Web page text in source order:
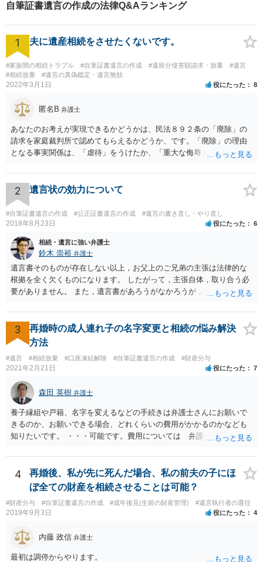
自筆証書遺言の作成の法律Q&Aランキング
1 夫に遺産相続をさせたくないです。
#家族間の相続トラブル #自筆証書遺言の作成 #遺留分侵害額請求・放棄
#遺言
#相続放棄
#遺言の真偽鑑定・遺言無効
2022年3月1日 役にたった 8
匿名B 弁護士
あなたのお考えが実現できるかどうかは、民法８９２条の「廃除」の
請求を家庭裁判所で認めてもらえるかどうか、です。「廃除」の理由
となる事実関係は、「虐待」をうけたか、「重大な侮辱」を受けた
「廃除」は遺言でも可能です（民法８９３条）。 弁護士に具体的な事
情を話して相談して、「廃除」が可能か、実際に法律相談を受けるこ
とをお勧めします。
2 遺言状の効力について
#自筆証書遺言の作成 #公正証書遺言の作成 #遺言の書き直し・やり直し
2018年8月23日 役にたった 6
相続・遺言に強い弁護士
鈴木 崇裕 弁護士
遺言書そのものが存在しない以上，お父上のご兄弟の主張は法律的な
根拠を全く欠くものになります。 したがって，主張自体，取り合う必
要がありません。 また，遺言書があろうがなかろうが，お父上のご兄
ご回答にもありますが， 代理人弁護士をたてて，その弁護士から相手
方に対して， ・相続に関する主張は法的根拠がなく，一切応じないこ
と ・今後一切の連絡をしてこないでほしいこと ・連絡を継続してくる
書面を発送してもらうことがよろしいように思います。
3
再婚時の成人連れ子の名字変更と相続の悩み解決
方法
#遺言 #相続放棄 #口座凍結解除 #自筆証書遺言の作成 #財産分与
2021年2月21日 役にたった 7
森田 英樹 弁護士
養子縁組や戸籍、名字を変えるなどの手続きは弁護士さんにお願いで
きるのか、お願いできる場合、どれくらいの費用がかかるのかなども
知りたいです。 ・・・可能です。費用については 弁護士と直接面談
ています。 やはり、成人した子のことまでごちゃごちゃ考えず、自分
の事だけ考えるべきなのでしょうか ・・・お子さんの事をまで含め良
い解決案があればお悩みになるのは当然と言えば当然のことです。 彼
と親子関係を結びたいと思っているが、名字は変えたくない・・・養
子縁組の必要があり 氏も変更することになります。 しかし 彼は成人
しているとは言え、自分の子と私の連れ子、全て平等にしたいと希
望。もちろん私もそうできればと思います。 ・・・婚姻前の契約 あ
るいは 遺言書などで その意思を実現する方法はあります。 弁護
士に相談してみてください。
4
再婚後、私が先に死んだ場合、私の前夫の子にほ
ぼ全ての財産を相続させることは可能？
#財産分与 #自筆証書遺言の作成 #成年後見(生前の財産管理) #遺言執行者の選任
2019年9月3日 役にたった 4
内藤 政信 弁護士
最初は調停からやります。